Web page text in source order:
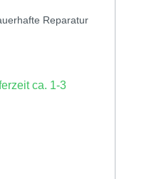
Reparatur
ca. 1-3